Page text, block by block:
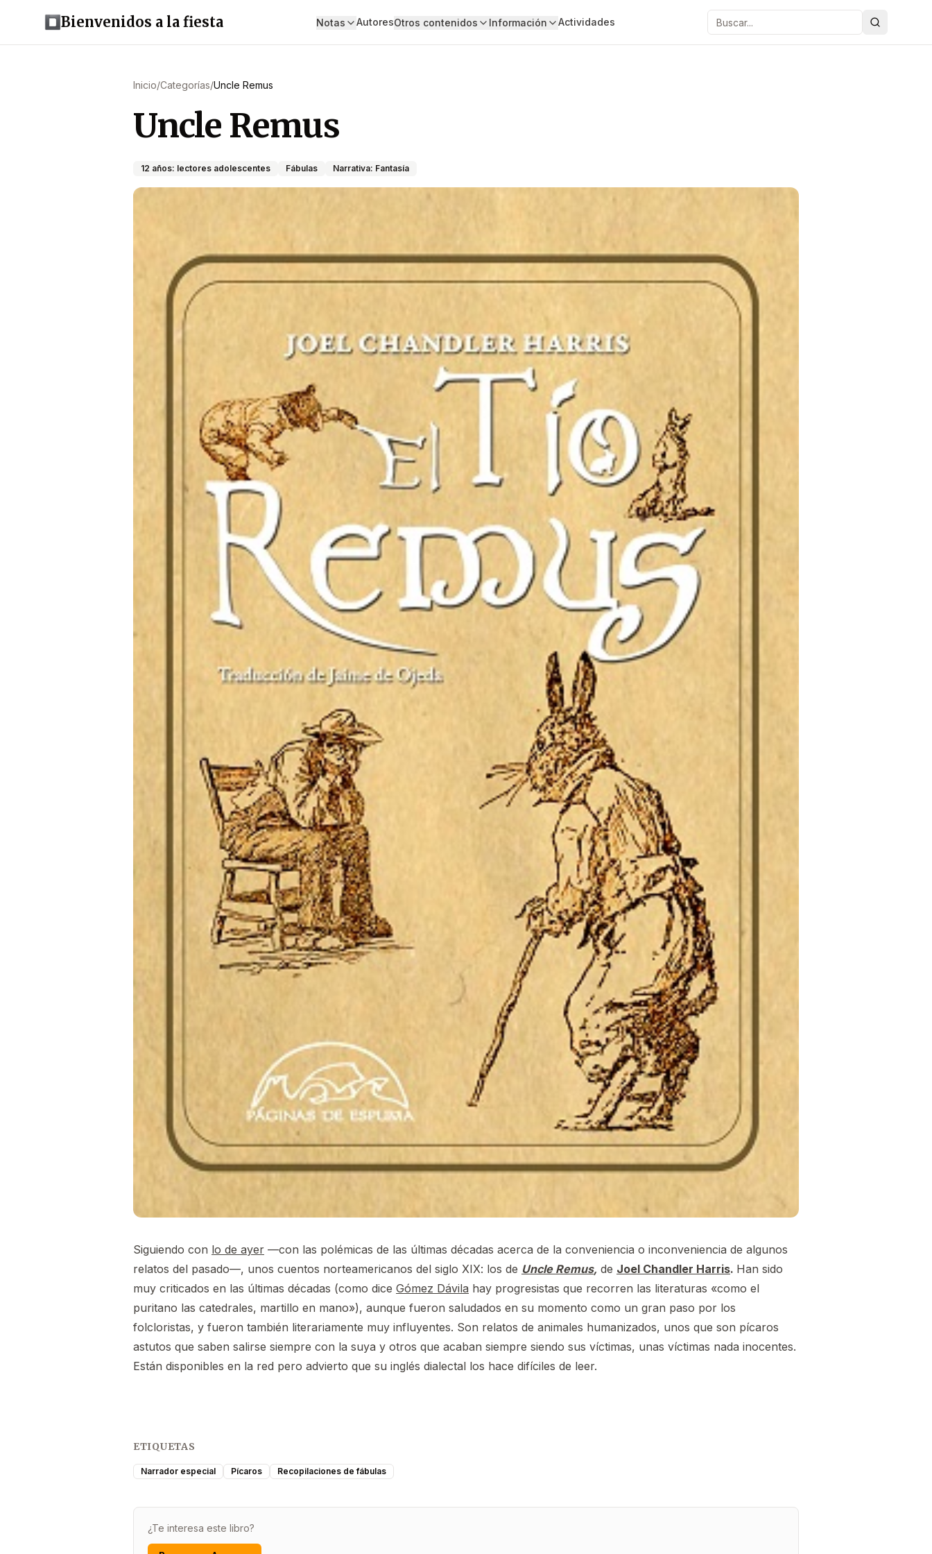
Bienvenidos a la fiesta Notas AutoresOtros contenidos Información Actividades Buscar
Inicio/Categorías/Uncle Remus
Uncle Remus
12 años: lectores adolescentes Fábulas Narrativa: Fantasía
Siguiendo con lo de ayer —con las polémicas de las últimas décadas acerca de la conveniencia o inconveniencia de algunos
relatos del pasado—, unos cuentos norteamericanos del siglo XIX: los de Uncle Remus, de Joel Chandler Harris. Han sido
muy criticados en las últimas décadas (como dice Gómez Dávila hay progresistas que recorren las literaturas «como el
puritano las catedrales, martillo en mano»), aunque fueron saludados en su momento como un gran paso por los
folcloristas, y fueron también literariamente muy influyentes. Son relatos de animales humanizados, unos que son pícaros
astutos que saben salirse siempre con la suya y otros que acaban siempre siendo sus víctimas, unas víctimas nada inocentes.
Están disponibles en la red pero advierto que su inglés dialectal los hace difíciles de leer.
ETIQUETAS
Narrador especial Pícaros Recopilaciones de fábulas
¿Te interesa este libro?